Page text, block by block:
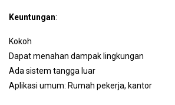
Keuntungan:
Kokoh
Dapat menahan dampak lingkungan
Ada sistem tangga luar
Aplikasi umum: Rumah pekerja, kantor